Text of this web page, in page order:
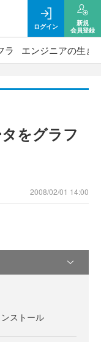
ログイン
新規
会員登録
ラ エンジニアの生き
をグラフ
2008/02/01 14:00
ストール